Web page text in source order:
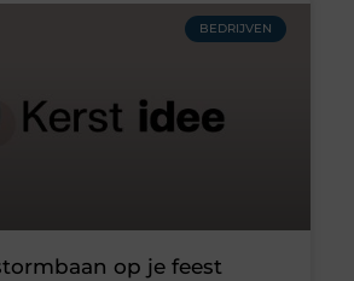
BEDRIJVEN
op je feest